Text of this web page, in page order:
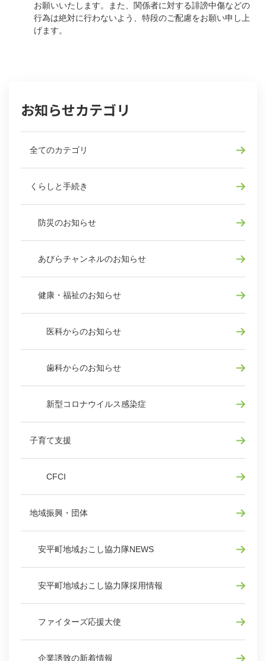
お願いいたします。また、関係者に対する誹謗中傷などの
行為は絶対に行わないよう、特段のご配慮をお願い申し上
げます。
お知らせカテゴリ
全てのカテゴリ
くらしと手続き
防災のお知らせ
あびらチャンネルのお知らせ
健康・福祉のお知らせ
医科からのお知らせ
歯科からのお知らせ
新型コロナウイルス感染症
子育て支援
CFCI
地域振興・団体
安平町地域おこし協力隊NEWS
安平町地域おこし協力隊採用情報
ファイターズ応援大使
企業誘致の新着情報